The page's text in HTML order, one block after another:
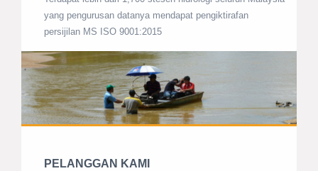
yang pengurusan datanya mendapat pengiktirafan
persijilan MS ISO 9001:2015
PELANGGAN KAMI